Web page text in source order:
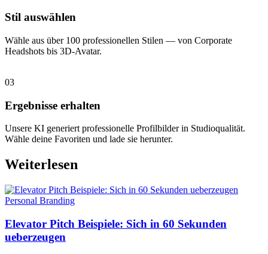
Stil auswählen
Wähle aus über 100 professionellen Stilen — von Corporate
Headshots bis 3D-Avatar.
03
Ergebnisse erhalten
Unsere KI generiert professionelle Profilbilder in Studioqualität.
Wähle deine Favoriten und lade sie herunter.
Weiterlesen
Personal Branding
Elevator Pitch Beispiele: Sich in 60 Sekunden
ueberzeugen